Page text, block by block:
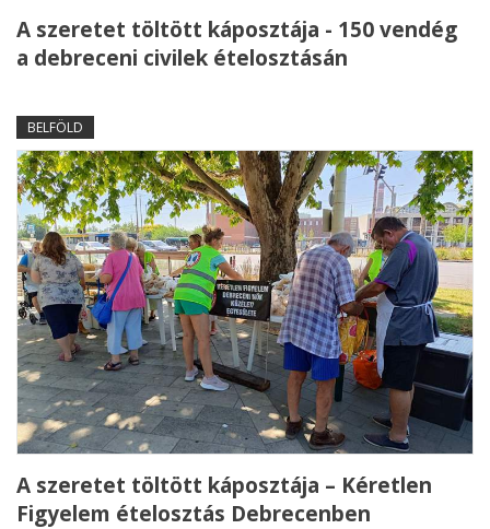
A szeretet töltött káposztája - 150 vendég
a debreceni civilek ételosztásán
BELFÖLD
A szeretet töltött káposztája – Kéretlen
Figyelem ételosztás Debrecenben